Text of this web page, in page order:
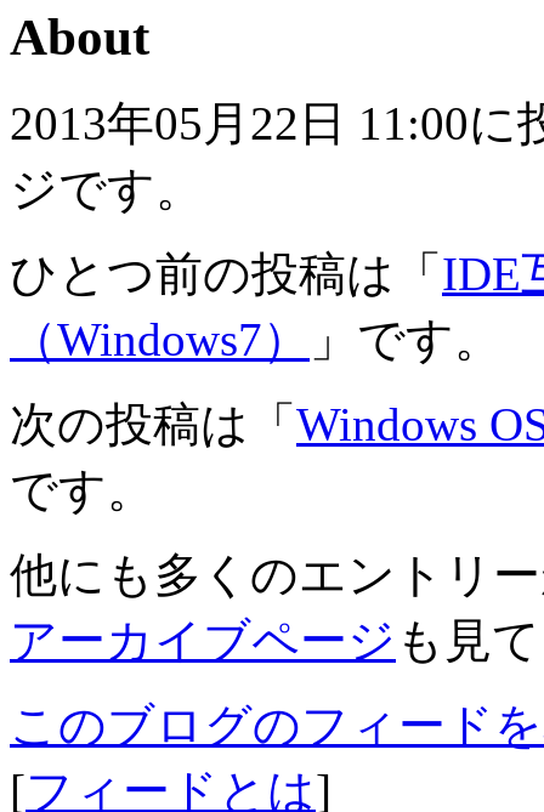
About
2013年05月22日 11:00
ジです。
ひとつ前の投稿は「 IDE
（Windows7）
」です。
次の投稿は「 Windows
です。
他にも多くのエントリ
アーカイブページ も見
このブログのフィード
[フィードとは]